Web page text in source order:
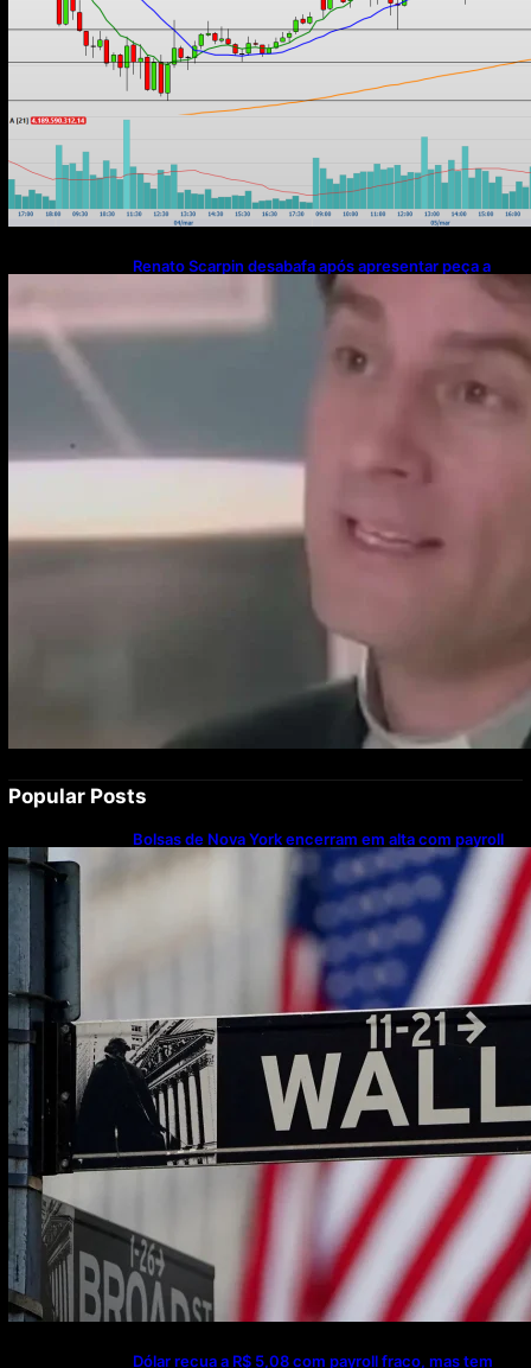
Renato Scarpin desabafa após apresentar peça a
plateia de apenas quatro pessoas
Popular Posts
Bolsas de Nova York encerram em alta com payroll
abaixo do esperado sugerindo Fed mais brando
Dólar recua a R$ 5,08 com payroll fraco, mas tem